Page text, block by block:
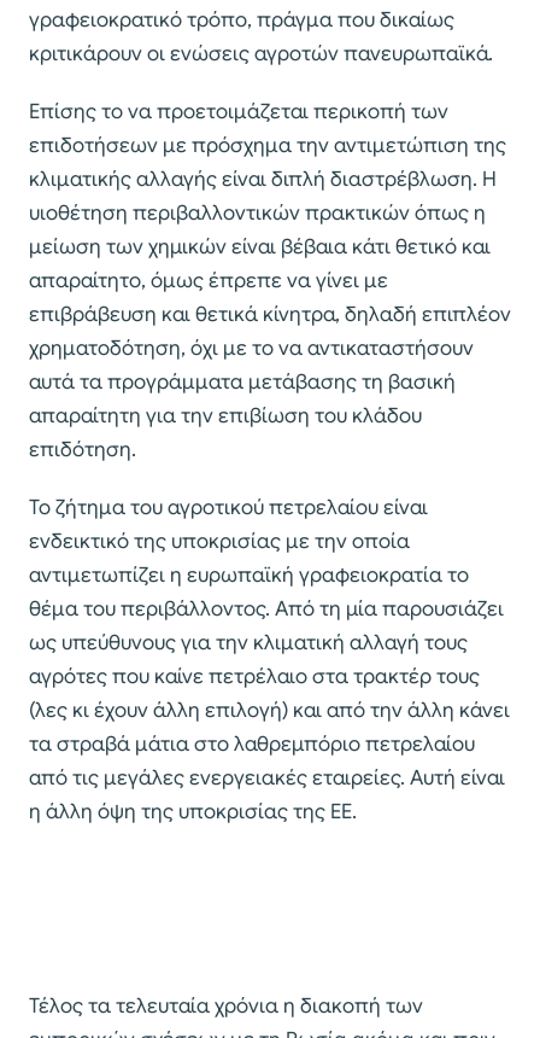
γραφειοκρατικό τρόπο, πράγμα που δικαίως
κριτικάρουν οι ενώσεις αγροτών πανευρωπαϊκά.
Επίσης το να προετοιμάζεται περικοπή των
επιδοτήσεων με πρόσχημα την αντιμετώπιση της
κλιματικής αλλαγής είναι διπλή διαστρέβλωση. Η
υιοθέτηση περιβαλλοντικών πρακτικών όπως η
μείωση των χημικών είναι βέβαια κάτι θετικό και
απαραίτητο, όμως έπρεπε να γίνει με
επιβράβευση και θετικά κίνητρα, δηλαδή επιπλέον
χρηματοδότηση, όχι με το να αντικαταστήσουν
αυτά τα προγράμματα μετάβασης τη βασική
απαραίτητη για την επιβίωση του κλάδου
επιδότηση.
Το ζήτημα του αγροτικού πετρελαίου είναι
ενδεικτικό της υποκρισίας με την οποία
αντιμετωπίζει η ευρωπαϊκή γραφειοκρατία το
θέμα του περιβάλλοντος. Από τη μία παρουσιάζει
ως υπεύθυνους για την κλιματική αλλαγή τους
αγρότες που καίνε πετρέλαιο στα τρακτέρ τους
(λες κι έχουν άλλη επιλογή) και από την άλλη κάνει
τα στραβά μάτια στο λαθρεμπόριο πετρελαίου
από τις μεγάλες ενεργειακές εταιρείες. Αυτή είναι
η άλλη όψη της υποκρισίας της ΕΕ.
Τέλος τα τελευταία χρόνια η διακοπή των